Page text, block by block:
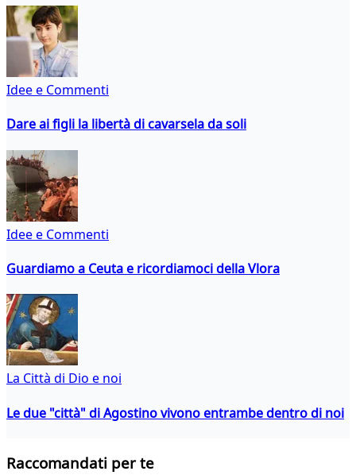
Idee e Commenti
Dare ai figli la libertà di cavarsela da soli
Idee e Commenti
Guardiamo a Ceuta e ricordiamoci della Vlora
La Città di Dio e noi
Le due "città" di Agostino vivono entrambe dentro di noi
Raccomandati per te